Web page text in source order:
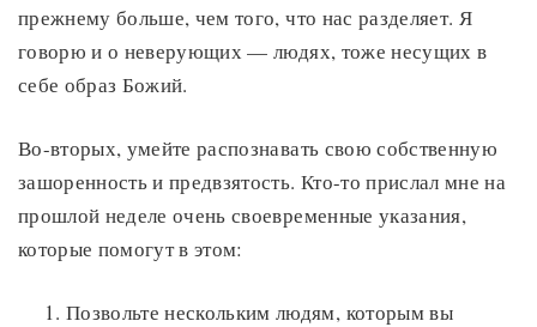
прежнему больше, чем того, что нас разделяет. Я
говорю и о неверующих — людях, тоже несущих в
себе образ Божий.
Во-вторых, умейте распознавать свою собственную
зашоренность и предвзятость. Кто-то прислал мне на
прошлой неделе очень своевременные указания,
которые помогут в этом:
Позвольте нескольким людям, которым вы